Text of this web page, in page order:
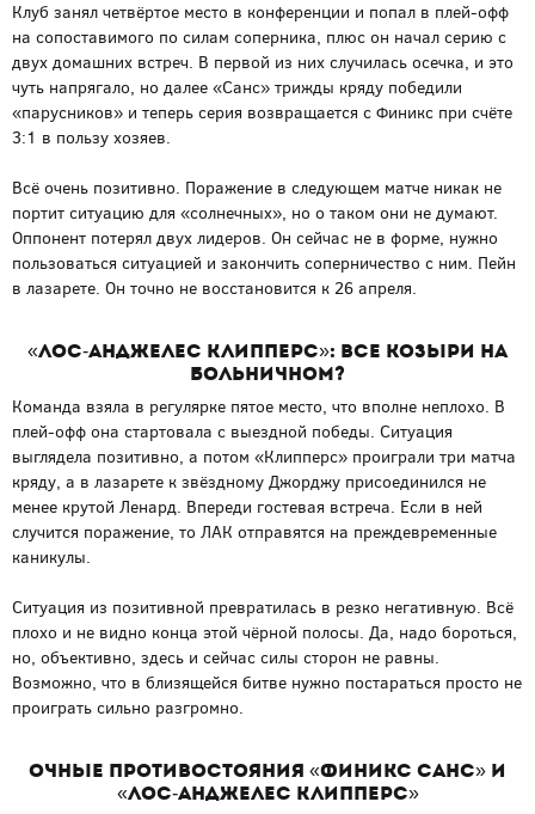
Клуб занял четвёртое место в конференции и попал в плей-офф
на сопоставимого по силам соперника, плюс он начал серию с
двух домашних встреч. В первой из них случилась осечка, и это
чуть напрягало, но далее «Санс» трижды кряду победили
«парусников» и теперь серия возвращается с Финикс при счёте
3:1 в пользу хозяев.
Всё очень позитивно. Поражение в следующем матче никак не
портит ситуацию для «солнечных», но о таком они не думают.
Оппонент потерял двух лидеров. Он сейчас не в форме, нужно
пользоваться ситуацией и закончить соперничество с ним. Пейн
в лазарете. Он точно не восстановится к 26 апреля.
«Лос-Анджелес Клипперс»: все козыри на
больничном?
Команда взяла в регулярке пятое место, что вполне неплохо. В
плей-офф она стартовала с выездной победы. Ситуация
выглядела позитивно, а потом «Клипперс» проиграли три матча
кряду, а в лазарете к звёздному Джорджу присоединился не
менее крутой Ленард. Впереди гостевая встреча. Если в ней
случится поражение, то ЛАК отправятся на преждевременные
каникулы.
Ситуация из позитивной превратилась в резко негативную. Всё
плохо и не видно конца этой чёрной полосы. Да, надо бороться,
но, объективно, здесь и сейчас силы сторон не равны.
Возможно, что в близящейся битве нужно постараться просто не
проиграть сильно разгромно.
Очные противостояния «Финикс Санс» и
«Лос-Анджелес Клипперс»